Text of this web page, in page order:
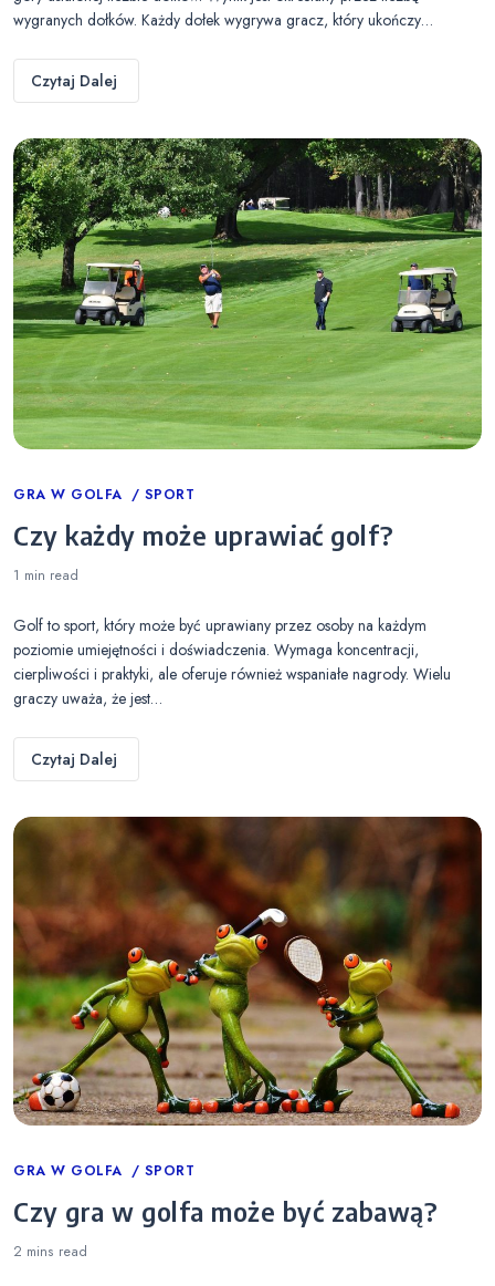
wygranych dołków. Każdy dołek wygrywa gracz, który ukończy…
Czytaj Dalej
Categories
GRA W GOLFA SPORT
Czy każdy może uprawiać golf?
1 min read
Golf to sport, który może być uprawiany przez osoby na każdym
poziomie umiejętności i doświadczenia. Wymaga koncentracji,
cierpliwości i praktyki, ale oferuje również wspaniałe nagrody. Wielu
graczy uważa, że jest…
Czytaj Dalej
Categories
GRA W GOLFA SPORT
Czy gra w golfa może być zabawą?
2 mins read